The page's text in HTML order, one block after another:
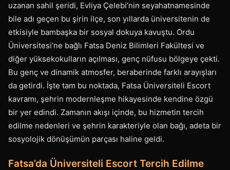
uzanan sahil şeridi, Evliya Çelebi’nin seyahatnamesinde
bile adı geçen bu şirin ilçe, son yıllarda üniversitenin de
etkisiyle bambaşka bir sosyal dokuya kavuştu. Ordu
Üniversitesi’ne bağlı Fatsa Deniz Bilimleri Fakültesi ve
diğer yüksekokulların açılması, genç nüfusu bölgeye çekti.
Bu genç ve dinamik atmosfer, beraberinde farklı arayışları
da getirdi. İşte tam bu noktada, Fatsa Üniversiteli Escort
kavramı, şehrin modernleşme hikayesinde kendine özgü
bir yer edindi. Zamanın akışı içinde, bu hizmetin tercih
edilme nedenleri ve şehrin karakteriyle olan bağı, adeta bir
sosyolojik dönüşümün parçası haline geldi.
Fatsa’da Üniversiteli Escort Tercih Edilme